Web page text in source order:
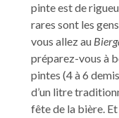
pinte est de
rares sont les
vous allez au
préparez-vous à
pintes (4 à 6
d’un litre
fête de la bière.